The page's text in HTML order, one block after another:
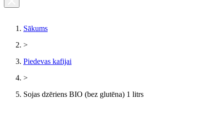
Sākums
>
Piedevas kafijai
>
Sojas dzēriens BIO (bez glutēna) 1 litrs